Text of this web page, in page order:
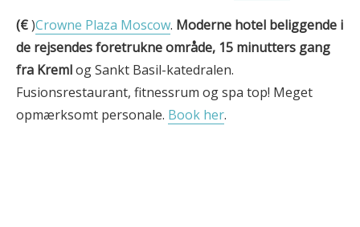
(€)Crowne Plaza Moscow. Moderne hotel beliggende i
de rejsendes foretrukne område, 15 minutters gang
fra Kremlog Sankt Basil-katedralen.
Fusionsrestaurant, fitnessrum og spa top! Meget
opmærksomt personale. Book her.